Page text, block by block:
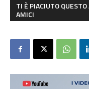
TI È PIACIUTO
AMICI